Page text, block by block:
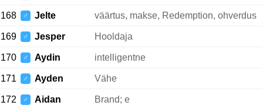
168 ♂ Jelte väärtus, makse, Redemption, ohverdus
169 ♂ Jesper Hooldaja
170 ♂ Aydin intelligentne
171 ♂ Ayden Vähe
172 ♂ Aidan Brand; e